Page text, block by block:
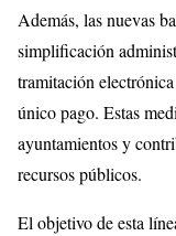
Además, las nuevas
simplificación
tramitación
único pago. Estas
ayuntamientos y
recursos públicos.
El objetivo de esta